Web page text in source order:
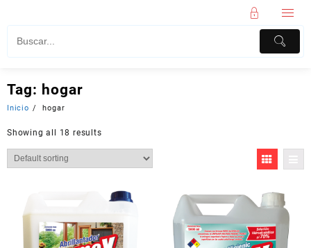
Tag: hogar
Inicio hogar
Showing all 18 results